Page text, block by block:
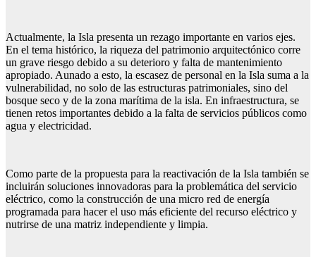
Actualmente, la Isla presenta un rezago importante en varios ejes.
En el tema histórico, la riqueza del patrimonio arquitectónico corre
un grave riesgo debido a su deterioro y falta de mantenimiento
apropiado. Aunado a esto, la escasez de personal en la Isla suma a la
vulnerabilidad, no solo de las estructuras patrimoniales, sino del
bosque seco y de la zona marítima de la isla. En infraestructura, se
tienen retos importantes debido a la falta de servicios públicos como
agua y electricidad.
Como parte de la propuesta para la reactivación de la Isla también se
incluirán soluciones innovadoras para la problemática del servicio
eléctrico, como la construcción de una micro red de energía
programada para hacer el uso más eficiente del recurso eléctrico y
nutrirse de una matriz independiente y limpia.